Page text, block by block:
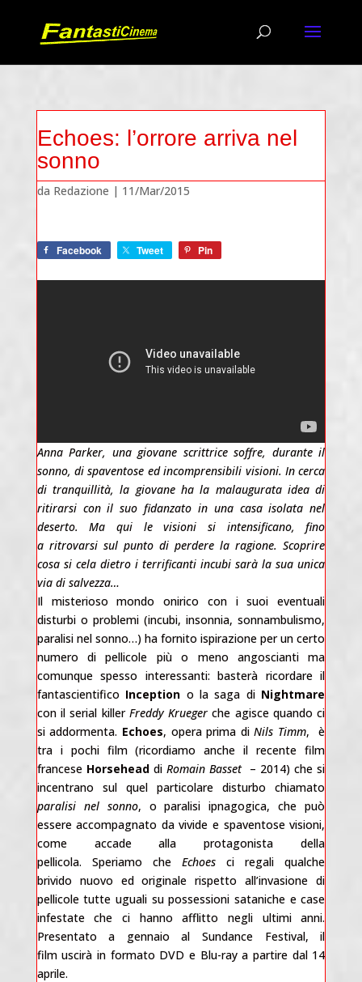
Echoes: l’orrore arriva nel
sonno
da Redazione | 11/Mar/2015
Facebook Tweet Pin
Anna Parker, una giovane scrittrice soffre, durante il
sonno, di spaventose ed incomprensibili visioni. In cerca
di tranquillità, la giovane ha la malaugurata idea di
ritirarsi con il suo fidanzato in una casa isolata nel
deserto. Ma qui le visioni si intensificano, fino
aritrovarsi sul punto di perdere la ragione. Scoprire
cosa si cela dietro i terrificanti incubi sarà la sua unica
via di salvezza…
Il misterioso mondo onirico con i suoi eventuali
disturbi o problemi (incubi, insonnia, sonnambulismo,
paralisi nel sonno…) ha fornito ispirazione per un certo
numero di pellicole più o meno angoscianti ma
comunque spesso interessanti: basterà ricordare il
fantascientifico Inception o la saga di Nightmare
con il serial killer Freddy Krueger che agisce quando ci
si addormenta. Echoes, opera prima diNils Timm, è
tra i pochi film (ricordiamo anche il recente film
francese Horseheaddi Romain Basset – 2014) che si
incentrano sul quel particolare disturbo chiamato
paralisi nel sonno, o paralisi ipnagogica, che può
essere accompagnato da vivide e spaventose visioni,
come accade alla protagonista della
pellicola. Speriamo che Echoes
ci regali qualche
brivido nuovo ed originale rispetto all’invasione di
pellicole tutte uguali su possessioni sataniche e case
infestate che ci hanno afflitto negli ultimi anni.
Presentato a gennaio al Sundance Festival, il
film uscirà in formato DVD e Blu-ray a partire dal 14
aprile.